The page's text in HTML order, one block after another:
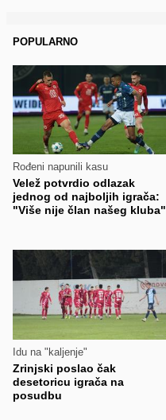
POPULARNO
Rođeni napunili kasu
Velež potvrdio odlazak
jednog od najboljih igrača:
"Više nije član našeg kluba"
Idu na "kaljenje"
Zrinjski poslao čak
desetoricu igrača na
posudbu